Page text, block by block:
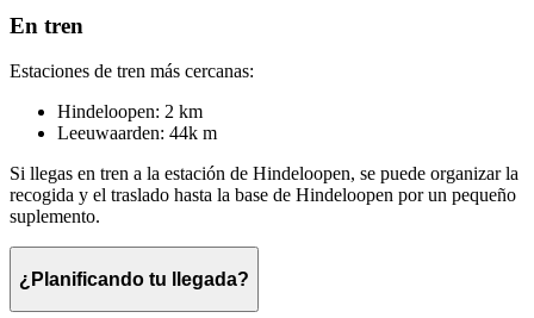
En tren
Estaciones de tren más cercanas:
Hindeloopen: 2 km
Leeuwaarden: 44k m
Si llegas en tren a la estación de Hindeloopen, se puede organizar la
recogida y el traslado hasta la base de Hindeloopen por un pequeño
suplemento.
¿Planificando tu llegada?